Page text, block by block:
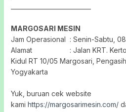
MARGOSARI MESIN
Jam Operasional : Senin-Sabtu,
Alamat : Jalan KRT.
Kidul RT 10/05 Margosari,
Yogyakarta
Yuk, buruan cek website
kami https://margosarimesin.com/